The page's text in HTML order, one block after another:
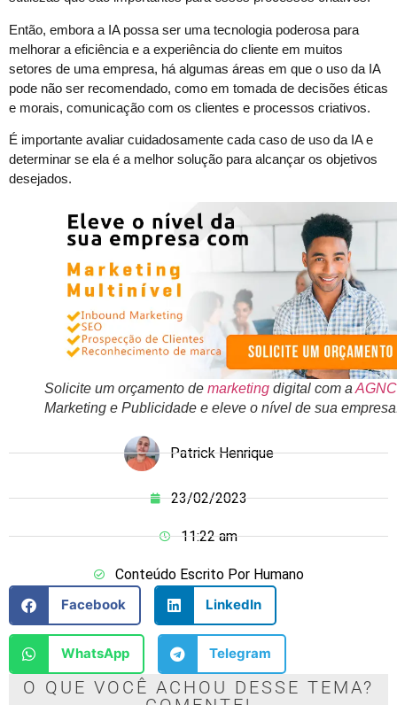
Então, embora a IA possa ser uma tecnologia poderosa para
melhorar a eficiência e a experiência do cliente em muitos
setores de uma empresa, há algumas áreas em que o uso da IA
pode não ser recomendado, como em tomada de decisões éticas
e morais, comunicação com os clientes e processos criativos.
É importante avaliar cuidadosamente cada caso de uso da IA e
determinar se ela é a melhor solução para alcançar os objetivos
desejados.
Solicite um orçamento de marketing digital com a AGNC
Marketing e Publicidade e eleve o nível de sua
Patrick Henrique
23/02/2023
11:22 am
Conteúdo Escrito Por Humano
Facebook
LinkedIn
WhatsApp Telegram
O QUE VOCÊ ACHOU DESSE TEMA?